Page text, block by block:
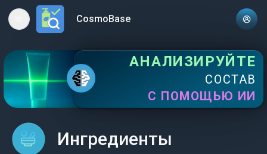
Open main menuCosmoBase
АНАЛИЗИРУЙТЕ
СОСТАВ
С ПОМОЩЬЮ ИИ
Ингредиенты